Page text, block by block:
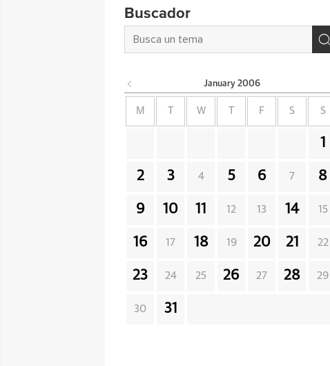
Buscador
January 2006
M W F S S
1
2 3 4 5 6 7 8
9 10 11 12 13 14 15
16 17 18 19 20 21 22
23 24 25 26 27 28 29
30 31